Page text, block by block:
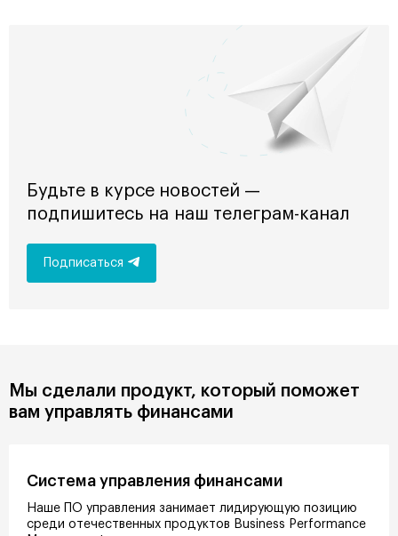
Будьте в курсе новостей —
подпишитесь на наш телеграм-канал
Подписаться
Мы сделали продукт, который поможет
вам управлять финансами
Система управления финансами
Наше ПО управления занимает лидирующую позицию
среди отечественных продуктов Business Performance